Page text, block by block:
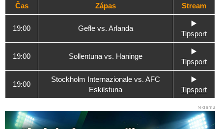
Čas Zápas Stream
19:00 Gefle vs. Arlanda
▶️
Tipsport
19:00 Sollentuna vs. Haninge
▶️
Tipsport
19:00
Stockholm Internazionale vs. AFC
Eskilstuna
▶️
Tipsport